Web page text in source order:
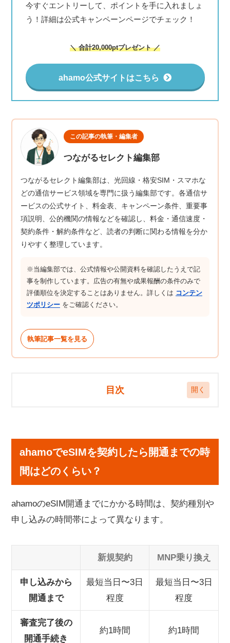
今すぐエントリーして、ポイントを手に入れましょ
う！詳細は公式キャンペーンページでチェック！
＼ 合計20,000ptプレゼント ／
ahamo公式サイトはこちら
この記事の執筆・編集者
つながるセレクト編集部
つながるセレクト編集部は、光回線・格安SIM・スマホな
どの通信サービス領域を専門に扱う編集部です。各通信サ
ービスの公式サイト、料金表、キャンペーン条件、重要事
項説明、公的機関の情報などを確認し、料金・通信速度・
契約条件・解約条件など、読者の判断に関わる情報を分か
りやすく整理しています。
※当編集部では、公式情報や公開資料を確認したうえで記
事を制作しています。広告の有無や成果報酬の条件のみで
評価順位を決定することはありません。詳しくは コンテン
ツポリシー をご確認ください。
執筆記事一覧を見る
目次
ahamoでeSIMを申し込む手順
STEP1：事前準備
STEP2：ahamo公式サイトから申し込み
STEP3：eSIMプロファイルの設定
ahamoのeSIMが開通しない原因と対処法
ahamoのeSIMに関するよくある質問
まとめ｜ahamoのeSIM開通をスムーズに進める
ために
ahamoでeSIMを契約したら開通までの時
間はどのくらい？
ahamoのeSIM開通までにかかる時間は、契約種別や
申し込みの時間帯によって異なります。
新規契約 MNP乗り換え
申し込みから
開通まで
最短当日〜3日
程度
最短当日〜3日
程度
審査完了後の
開通手続き
約1時間 約1時間